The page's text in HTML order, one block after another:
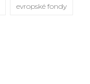
evropské fondy